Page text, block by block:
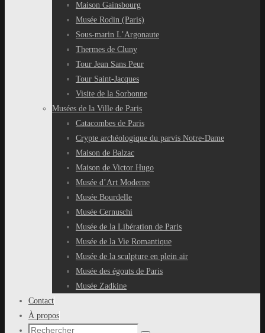
Maison Gainsbourg
Musée Rodin (Paris)
Sous-marin L’Argonaute
Thermes de Cluny
Tour Jean Sans Peur
Tour Saint-Jacques
Visite de la Sorbonne
Musées de la Ville de Paris
Catacombes de Paris
Crypte archéologique du parvis Notre-Dame
Maison de Balzac
Maison de Victor Hugo
Musée d’Art Moderne
Musée Bourdelle
Musée Cernuschi
Musée de la Libération de Paris
Musée de la Vie Romantique
Musée de la sculpture en plein air
Musée des égouts de Paris
Musée Zadkine
Contact
À propos
Recherche